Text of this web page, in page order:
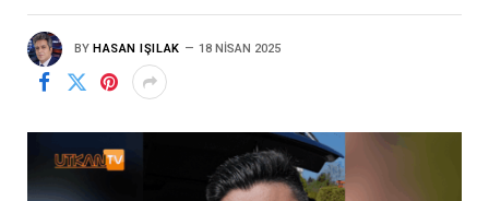
BY HASAN IŞILAK 18 NISAN 2025